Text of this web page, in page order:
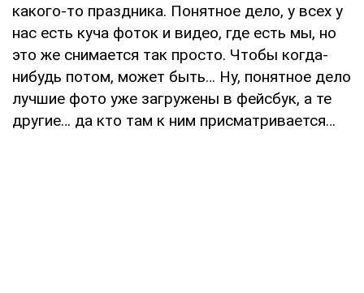
какого-то праздника. Понятное дело, у всех у
нас есть куча фоток и видео, где есть мы, но
это же снимается так просто. Чтобы когда-
нибудь потом, может быть… Ну, понятное дело
лучшие фото уже загружены в фейсбук, а те
другие… да кто там к ним присматривается…